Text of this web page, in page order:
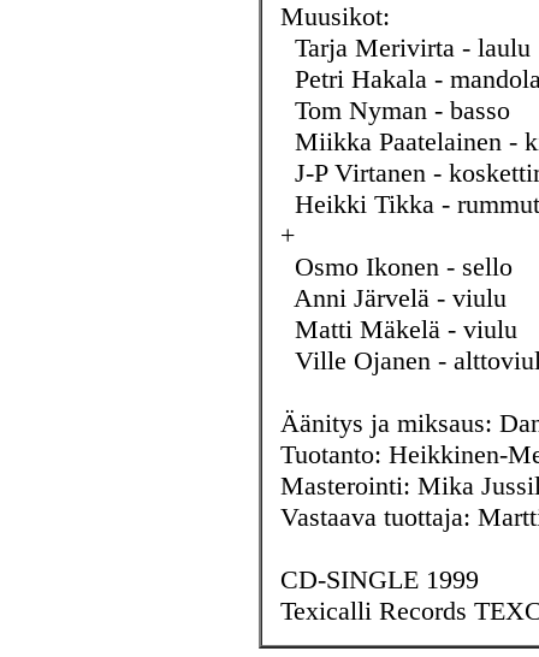
Muusikot:
Tarja Merivirta - laulu
Petri Hakala -
Tom Nyman - basso
Miikka Paatelainen -
J-P Virtanen -
Heikki Tikka - rummut
+
Osmo Ikonen - sello
Anni Järvelä - viulu
Matti Mäkelä - viulu
Ville Ojanen -
Äänitys ja miksaus:
Tuotanto: Heikkinen-
Masterointi: Mika
Vastaava tuottaja:
CD-SINGLE 1999
Texicalli Records